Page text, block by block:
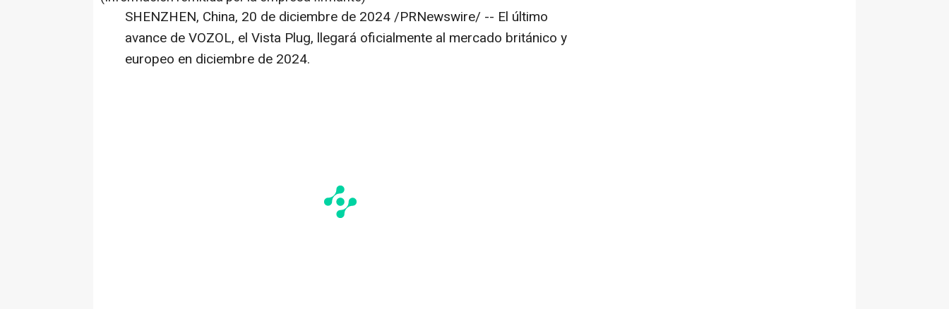
SHENZHEN, China, 20 de diciembre de 2024/PRNewswire/ -- El último
avance de VOZOL, el Vista Plug, llegará oficialmente al mercado británico y
europeo en diciembre de 2024.